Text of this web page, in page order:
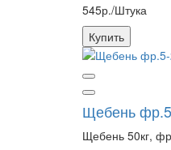
545р./Штука
Купить
Щебень
Щебень 50кг,